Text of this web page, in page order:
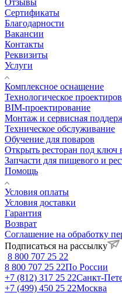
Сертификаты
Благодарности
Вакансии
Контакты
Реквизиты
Услуги
Комплексное оснащение
Технологическое
BIM-проектирование
Монтаж и сервисная
Техническое обслуживание
Обучение для поваров
Открыть ресторан под ключ
Запчасти для пищевого и
Помощь
Условия оплаты
Условия доставки
Гарантия
Возврат
Соглашение на обработку
Подписаться на рассылку
8 800 707 25 22
8 800 707 25 22По России
+7 (812) 317 25 22Санкт-
+7 (499) 450 25 22Москва